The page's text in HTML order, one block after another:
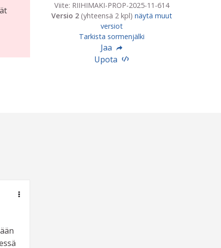
Viite: RIIHIMAKI-PROP-2025-11-614
Versio 2(yhteensä 2 kpl) näytä muut
versiot
Tarkista sormenjälki
Jaa
Upota